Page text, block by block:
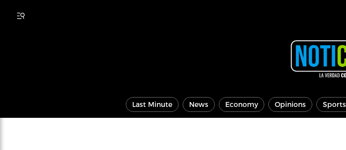
Last Minute News Economy Opinions Sports